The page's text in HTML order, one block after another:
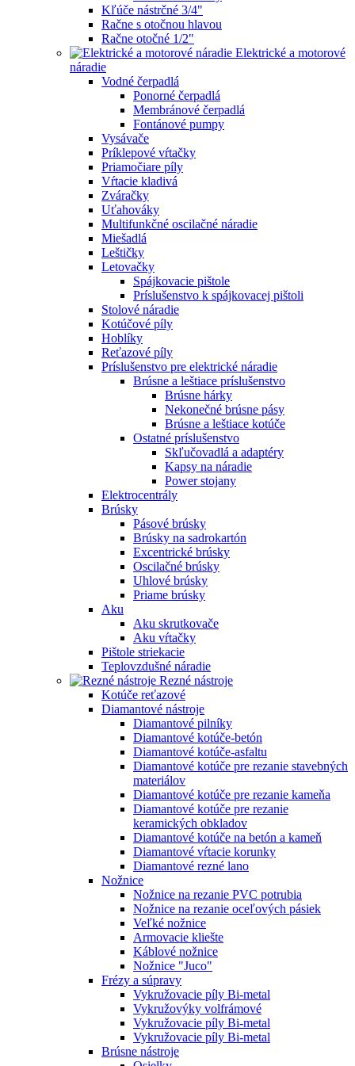
Kľúče nástrčné 3/4"
Račne s otočnou hlavou
Račne otočné 1/2"
Elektrické a motorové
náradie
Vodné čerpadlá
Ponorné čerpadlá
Membránové čerpadlá
Fontánové pumpy
Vysávače
Príklepové vŕtačky
Priamočiare píly
Vŕtacie kladivá
Zváračky
Uťahováky
Multifunkčné oscilačné náradie
Miešadlá
Leštičky
Letovačky
Spájkovacie pištole
Príslušenstvo k spájkovacej pištoli
Stolové náradie
Kotúčové píly
Hoblíky
Reťazové píly
Príslušenstvo pre elektrické náradie
Brúsne a leštiace príslušenstvo
Brúsne hárky
Nekonečné brúsne pásy
Brúsne a leštiace kotúče
Ostatné príslušenstvo
Skľučovadlá a adaptéry
Kapsy na náradie
Power stojany
Elektrocentrály
Brúsky
Pásové brúsky
Brúsky na sadrokartón
Excentrické brúsky
Oscilačné brúsky
Uhlové brúsky
Priame brúsky
Aku
Aku skrutkovače
Aku vŕtačky
Pištole striekacie
Teplovzdušné náradie
Rezné nástroje
Kotúče reťazové
Diamantové nástroje
Diamantové pilníky
Diamantové kotúče-betón
Diamantové kotúče-asfaltu
Diamantové kotúče pre rezanie stavebných
materiálov
Diamantové kotúče pre rezanie kameňa
Diamantové kotúče pre rezanie
keramických obkladov
Diamantové kotúče na betón a kameň
Diamantové vŕtacie korunky
Diamantové rezné lano
Nožnice
Nožnice na rezanie PVC potrubia
Nožnice na rezanie oceľových pásiek
Veľké nožnice
Armovacie kliešte
Káblové nožnice
Nožnice "Juco"
Frézy a súpravy
Vykružovacie píly Bi-metal
Vykružovýky volfrámové
Vykružovacie píly Bi-metal
Vykružovacie píly Bi-metal
Brúsne nástroje